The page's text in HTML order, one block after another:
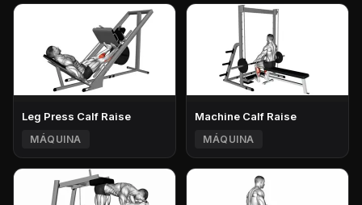
Leg Press Calf Raise
MÁQUINA
Machine Calf Raise
MÁQUINA